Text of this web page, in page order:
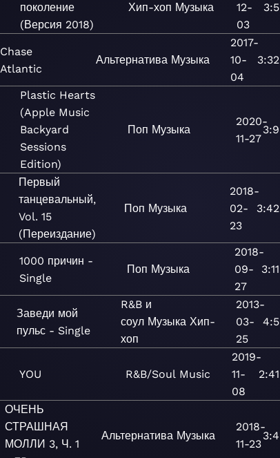
поколение
(Версия 2018)
Хип-хоп Музыка
12-
03
3:5
Chase
Atlantic
Альтернатива Музыка
2017-
10-
04
3:32
Plastic Hearts
(Apple Music
Backyard
Sessions
Edition)
Поп Музыка
2020-
11-27
3:9
Первый
танцевальный,
Vol. 15
(Переиздание)
Поп Музыка
2018-
02-
23
3:42
1000 причин -
Single
Поп Музыка
2018-
09-
27
3:11
Заведи мой
пульс - Single
R&B и
соул Музыка Хип-
хоп
2013-
03-
25
4:5
YOU R&B/Soul Music
2019-
11-
08
2:41
ОЧЕНЬ
СТРАШНАЯ
МОЛЛИ 3, Ч. 1
Альтернатива Музыка
2018-
11-23
3:4